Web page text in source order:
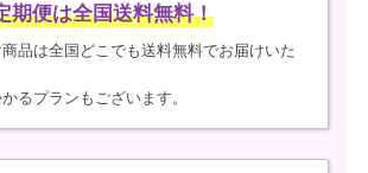
期便は全国送料無料！
品は全国どこでも送料無料でお届けいた
るプランもございます。